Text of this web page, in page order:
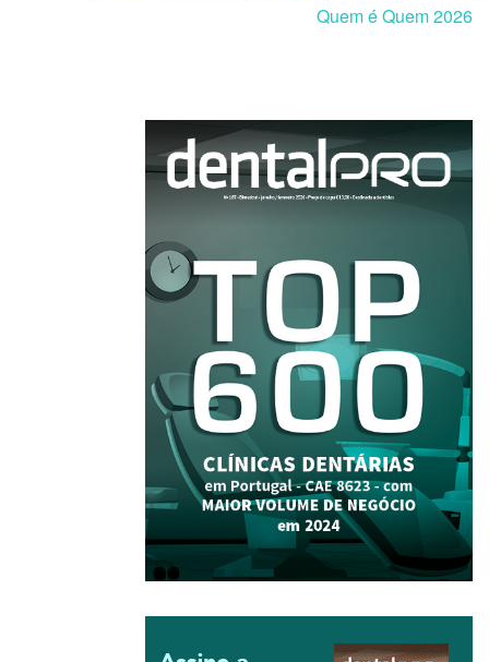
Quem é Quem 2026